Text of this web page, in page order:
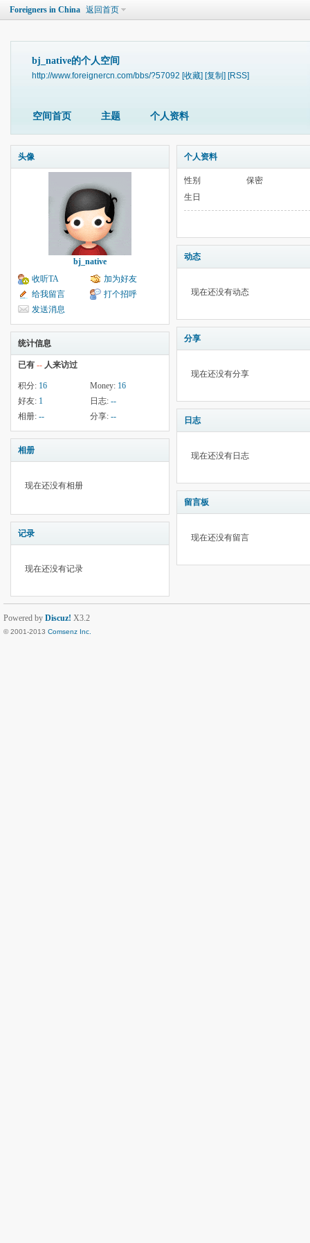
Foreigners in China 返回首页
bj_native的个人空间
http://www.foreignercn.com/bbs/?57092 [收藏] [复制] [RSS]
空间首页 主题 个人资料
头像
bj_native
收听TA
加为好友
给我留言
打个招呼
发送消息
统计信息
已有 -- 人来访过
积分: 16 Money: 16
好友: 1 日志: --
相册: -- 分享: --
相册
现在还没有相册
记录
现在还没有记录
个人资料
性别
保密
生日
动态
现在还没有动态
分享
现在还没有分享
日志
现在还没有日志
留言板
现在还没有留言
Powered by Discuz! X3.2
© 2001-2013 Comsenz Inc.